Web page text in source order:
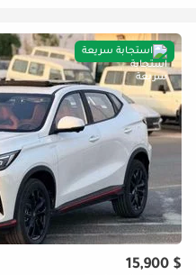
استجابة سريعة
$ 15,900